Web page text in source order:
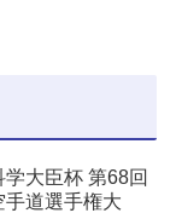
大臣杯 第68回
道選手権大